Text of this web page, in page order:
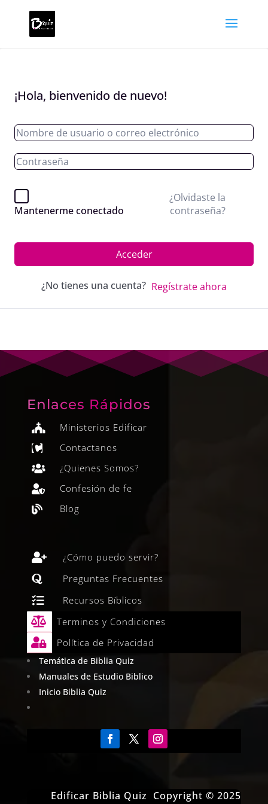
¡Hola, bienvenido de nuevo!
Mantenerme conectado
¿Olvidaste la
contraseña?
Acceder
¿No tienes una cuenta? Regístrate ahora
Enlaces Rápidos
 Ministerios Edificar
 Contactanos
 ¿Quienes Somos?
 Confesión de fe
 Blog
 ¿Cómo puedo servir?
 Preguntas Frecuentes
 Recursos Bíblicos
 Terminos y Condiciones
 Política de Privacidad
Temática de Biblia Quiz
Manuales de Estudio Biblico
Inicio Biblia Quiz
Edificar Biblia Quiz Copyright © 2025